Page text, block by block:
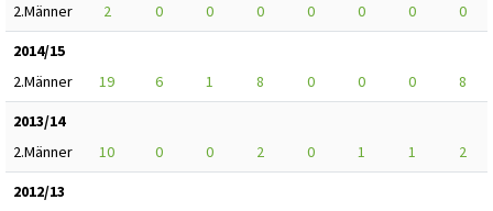
2.Männer
2 0 0 0 0 0 0
0
2014/15
2.Männer
19 6 1 8 0 0 0
8
2013/14
2.Männer
10 0 0 2 0 1 1
2
2012/13